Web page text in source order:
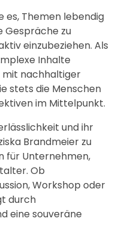
es, Themen lebendig
Gespräche zu
einzubeziehen. Als
Inhalte
mit nachhaltiger
stets die Menschen
im Mittelpunkt.
und ihr
Brandmeier zu
für Unternehmen,
Ob
Workshop oder
durch
eine souveräne